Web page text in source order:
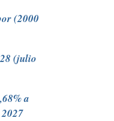
(2000
(julio
a